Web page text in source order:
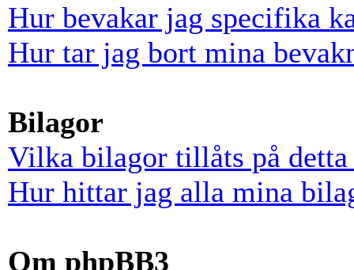
Hur bevakar jag specifika
Hur tar jag bort mina
Bilagor
Vilka bilagor tillåts på
Hur hittar jag alla mina
Om phpBB3